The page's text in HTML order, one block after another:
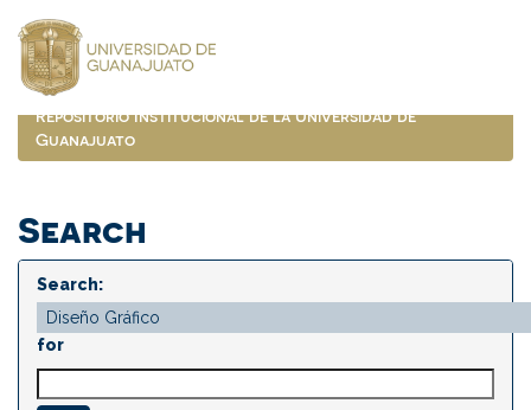
navigation
Repositorio Institucional de la Universidad de
Guanajuato
Search
Search:
for